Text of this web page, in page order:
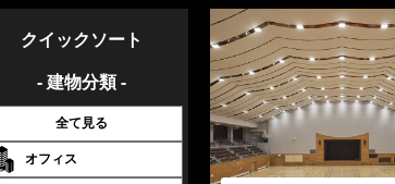
クイックソート
- 建物分類 -
全て見る
オフィス